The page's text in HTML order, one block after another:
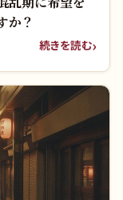
か？
続きを読む